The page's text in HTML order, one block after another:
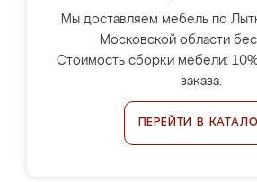
Мы доставляем мебель по
Московской области
Стоимость сборки мебели:
заказа.
ПЕРЕЙТИ В